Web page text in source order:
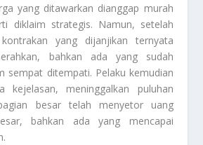
yang ditawarkan dianggap murah
diklaim strategis. Namun, setelah
yang dijanjikan ternyata
bahkan ada yang sudah
sempat ditempati. Pelaku kemudian
kejelasan, meninggalkan puluhan
besar telah menyetor uang
bahkan ada yang mencapai